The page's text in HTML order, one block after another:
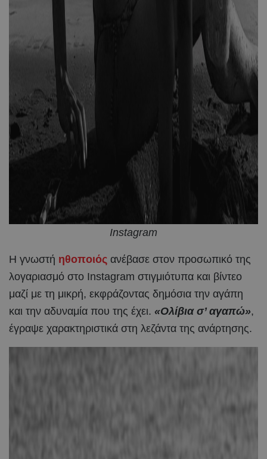
Instagram
Η γνωστή ηθοποιός ανέβασε στον προσωπικό της
λογαριασμό στο Instagram στιγμιότυπα και βίντεο
μαζί με τη μικρή, εκφράζοντας δημόσια την αγάπη
και την αδυναμία που της έχει. «Ολίβια σ’ αγαπώ»,
έγραψε χαρακτηριστικά στη λεζάντα της ανάρτησης.